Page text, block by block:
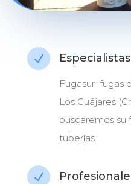
N
Fugasur fugas
Los Guájares
buscaremos su
tuberías.
N